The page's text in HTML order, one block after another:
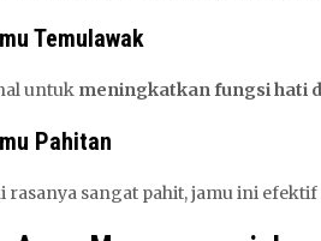
Temulawak
untuk meningkatkan fungsi hati
Pahitan
rasanya sangat pahit, jamu ini